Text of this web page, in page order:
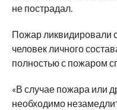
не пострадал.
Пожар ликвидировали
человек личного
полностью с пожаром
«В случае пожара или
необходимо